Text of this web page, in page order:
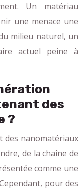
Un matériau
une menace une
milieu naturel, un
actuel peine à
des
?
des nanomatériaux
de la chaîne de
comme une
pour des